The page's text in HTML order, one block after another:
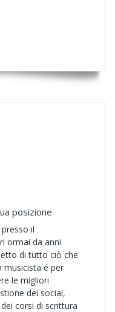
posizione
il
ormai da anni
di tutto ciò che
musicista é per
le migliori
dei social,
corsi di scrittura